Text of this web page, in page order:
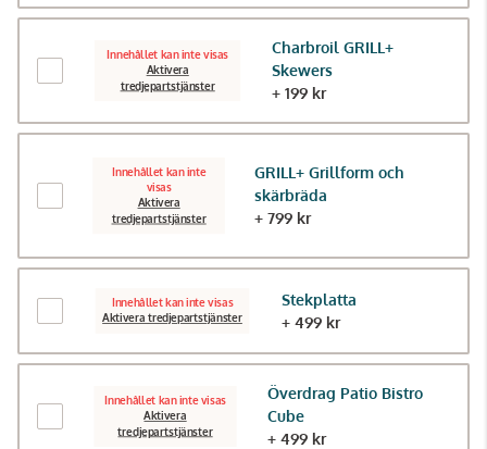
Innehållet kan inte visas
Aktivera
tredjepartstjänster
Charbroil GRILL+
Skewers
+ 199 kr
Innehållet kan inte
visas
Aktivera
tredjepartstjänster
GRILL+ Grillform och
skärbräda
+ 799 kr
Innehållet kan inte visas
Aktivera tredjepartstjänster
Stekplatta
+ 499 kr
Innehållet kan inte visas
Aktivera
tredjepartstjänster
Överdrag Patio Bistro
Cube
+ 499 kr